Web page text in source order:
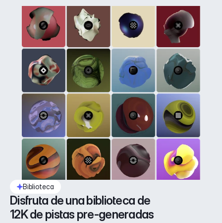
Biblioteca
Disfruta de una biblioteca de
12K de pistas pre-generadas